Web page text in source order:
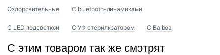
Оздоровительные С bluetooth-динамиками
С LED подсветкой С УФ стерилизатором С Balboa
С этим товаром так же смотрят